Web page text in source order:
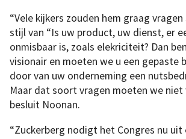
“Vele kijkers zouden hem graag
stijl van “Is uw product, uw dienst, er
onmisbaar is, zoals elekriciteit? Dan
visionair en moeten we u een gepaste
door van uw onderneming een
Maar dat soort vragen moeten we niet
besluit Noonan.
“Zuckerberg nodigt het Congres nu uit